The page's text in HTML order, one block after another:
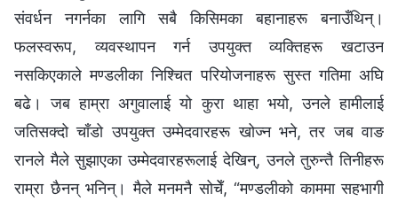
संवर्धन नगर्नका लागि सबै किसिमका बहानाहरू बनाउँथिन्।
फलस्वरूप, व्यवस्थापन गर्न उपयुक्त व्यक्तिहरू खटाउन
नसकिएकाले मण्डलीका निश्चित परियोजनाहरू सुस्त गतिमा अघि
बढे। जब हाम्रा अगुवालाई यो कुरा थाहा भयो, उनले हामीलाई
जतिसक्दो चाँडो उपयुक्त उम्मेदवारहरू खोज्न भने, तर जब वाङ
रानले मैले सुझाएका उम्मेदवारहरूलाई देखिन्, उनले तुरुन्तै तिनीहरू
राम्रा छैनन् भनिन्। मैले मनमनै सोचेँ, “मण्डलीको काममा सहभागी